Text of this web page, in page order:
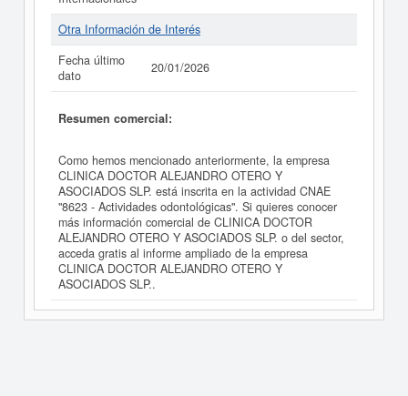
Otra Información de Interés
Fecha último
dato
20/01/2026
Resumen comercial:
Como hemos mencionado anteriormente, la empresa
CLINICA DOCTOR ALEJANDRO OTERO Y
ASOCIADOS SLP. está inscrita en la actividad CNAE
"8623 - Actividades odontológicas". Si quieres conocer
más información comercial de CLINICA DOCTOR
ALEJANDRO OTERO Y ASOCIADOS SLP. o del sector,
acceda gratis al informe ampliado de la empresa
CLINICA DOCTOR ALEJANDRO OTERO Y
ASOCIADOS SLP..